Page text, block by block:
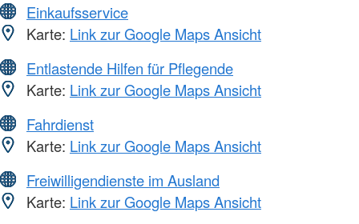
Einkaufsservice
Karte: Link zur Google Maps Ansicht
Entlastende Hilfen für Pflegende
Karte: Link zur Google Maps Ansicht
Fahrdienst
Karte: Link zur Google Maps Ansicht
Freiwilligendienste im Ausland
Karte: Link zur Google Maps Ansicht